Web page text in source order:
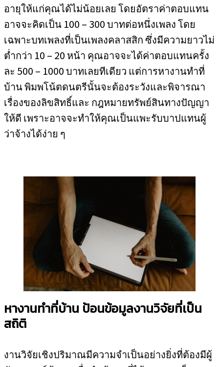
อายุให้แก่คุณได้ไม่น้อยเลย โดยอัตราค่าตอบแทน
อาจจะคิดเป็น 100 – 300 บาทต่อหนึ่งเพลง โดย
เฉพาะบทเพลงที่เป็นเพลงคลาสสิก ซึ่งมีความยาวไม่
ต่ำกว่า 10 – 20 หน้า คุณอาจจะได้ค่าตอบแทนครั้ง
ละ 500 – 1000 บาทเลยทีเดียว แต่การหางานทำที่
บ้าน พิมพโน้ตดนตรีนั้นจะต้องระวังและพิจารณา
เรื่องของลิขสิทธิ์และ กฎหมายทรัพย์สินทางปัญญา
ให้ดี เพราะอาจจะทำให้คุณเป็นแพะรับบาปแทนผู้
ว่าจ้างได้ง่าย ๆ
หางานทำที่บ้าน ป้อนข้อมูลงานวิจัยที่เป็น
สถิติ
งานวิจัยเชิงปริมาณมีความจำเป็นอย่างยิ่งที่ต้องมีผู้